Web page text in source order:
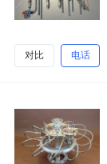
对比 电话